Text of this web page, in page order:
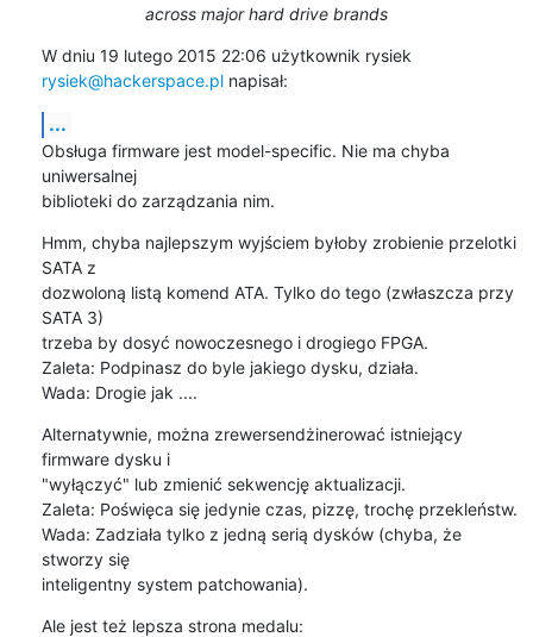
across major hard drive brands
rysiek@hackerspace.pl napisał:
...
Obsługa firmware jest model-specific. Nie ma chyba
uniwersalnej
biblioteki do zarządzania nim.
Hmm, chyba najlepszym wyjściem byłoby zrobienie przelotki
SATA z
dozwoloną listą komend ATA. Tylko do tego (zwłaszcza przy
SATA 3)
trzeba by dosyć nowoczesnego i drogiego FPGA.
Zaleta: Podpinasz do byle jakiego dysku, działa.
Wada: Drogie jak ....
Alternatywnie, można zrewersendżinerować istniejący
firmware dysku i
"wyłączyć" lub zmienić sekwencję aktualizacji.
Zaleta: Poświęca się jedynie czas, pizzę, trochę przekleństw.
Wada: Zadziała tylko z jedną serią dysków (chyba, że
stworzy się
inteligentny system patchowania).
Ale jest też lepsza strona medalu: